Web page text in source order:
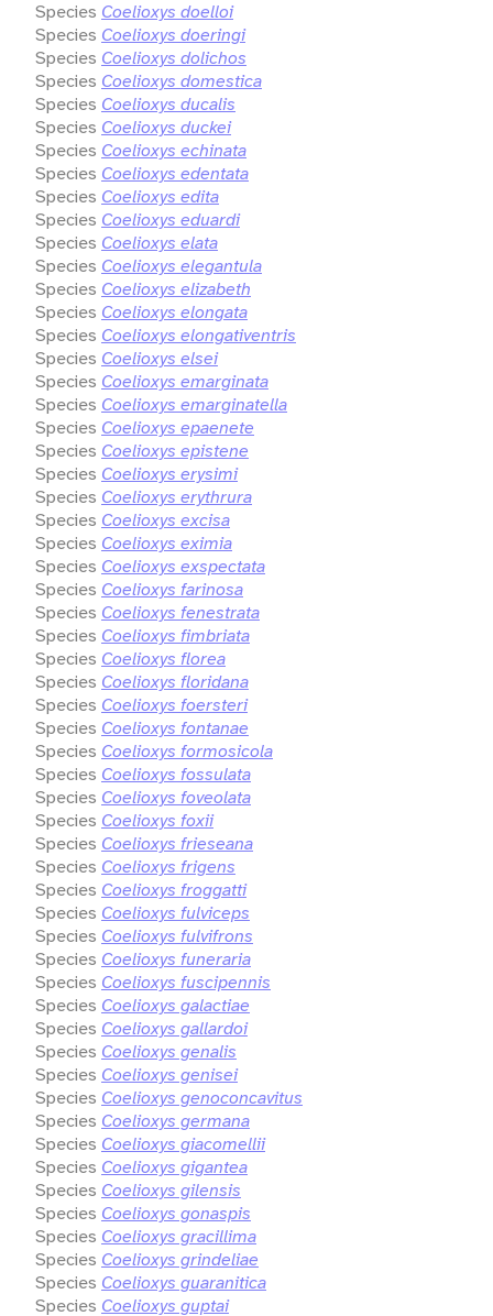
Species Coelioxys doelloi
Species Coelioxys doeringi
Species Coelioxys dolichos
Species Coelioxys domestica
Species Coelioxys ducalis
Species Coelioxys duckei
Species Coelioxys echinata
Species Coelioxys edentata
Species Coelioxys edita
Species Coelioxys eduardi
Species Coelioxys elata
Species Coelioxys elegantula
Species Coelioxys elizabeth
Species Coelioxys elongata
Species Coelioxys elongativentris
Species Coelioxys elsei
Species Coelioxys emarginata
Species Coelioxys emarginatella
Species Coelioxys epaenete
Species Coelioxys epistene
Species Coelioxys erysimi
Species Coelioxys erythrura
Species Coelioxys excisa
Species Coelioxys eximia
Species Coelioxys exspectata
Species Coelioxys farinosa
Species Coelioxys fenestrata
Species Coelioxys fimbriata
Species Coelioxys florea
Species Coelioxys floridana
Species Coelioxys foersteri
Species Coelioxys fontanae
Species Coelioxys formosicola
Species Coelioxys fossulata
Species Coelioxys foveolata
Species Coelioxys foxii
Species Coelioxys frieseana
Species Coelioxys frigens
Species Coelioxys froggatti
Species Coelioxys fulviceps
Species Coelioxys fulvifrons
Species Coelioxys funeraria
Species Coelioxys fuscipennis
Species Coelioxys galactiae
Species Coelioxys gallardoi
Species Coelioxys genalis
Species Coelioxys genisei
Species Coelioxys genoconcavitus
Species Coelioxys germana
Species Coelioxys giacomellii
Species Coelioxys gigantea
Species Coelioxys gilensis
Species Coelioxys gonaspis
Species Coelioxys gracillima
Species Coelioxys grindeliae
Species Coelioxys guaranitica
Species Coelioxys guptai